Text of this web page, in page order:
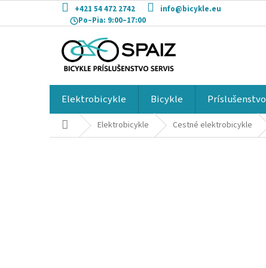
obsah
+421 54 472 2742
info@bicykle.eu
Po–Pia: 9:00–17:00
Elektrobicykle Bicykle Príslušenstvo
DomovElektrobicykle Cestné elektrobicykle